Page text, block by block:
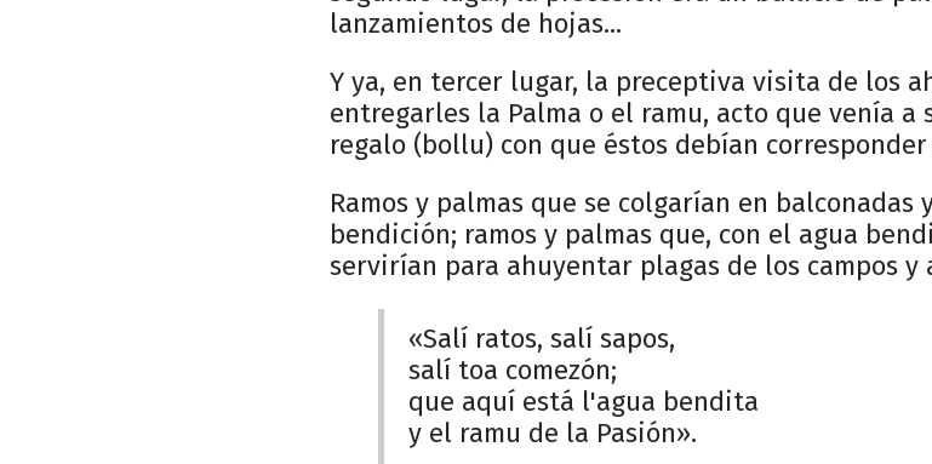
lanzamientos de hojas...
Y ya, en tercer lugar, la preceptiva visita de los
entregarles la Palma o el ramu, acto que venía a
regalo (bollu) con que éstos debían
Ramos y palmas que se colgarían en balconadas
bendición; ramos y palmas que, con el agua
servirían para ahuyentar plagas de los campos y
«Salí ratos, salí sapos,
salí toa comezón;
que aquí está l'agua bendita
y el ramu de la Pasión».